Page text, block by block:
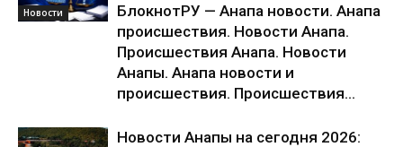
Новости
БлокнотРУ — Анапа новости. Анапа
происшествия. Новости Анапа.
Происшествия Анапа. Новости
Анапы. Анапа новости и
происшествия. Происшествия...
Новости Анапы на сегодня 2026: